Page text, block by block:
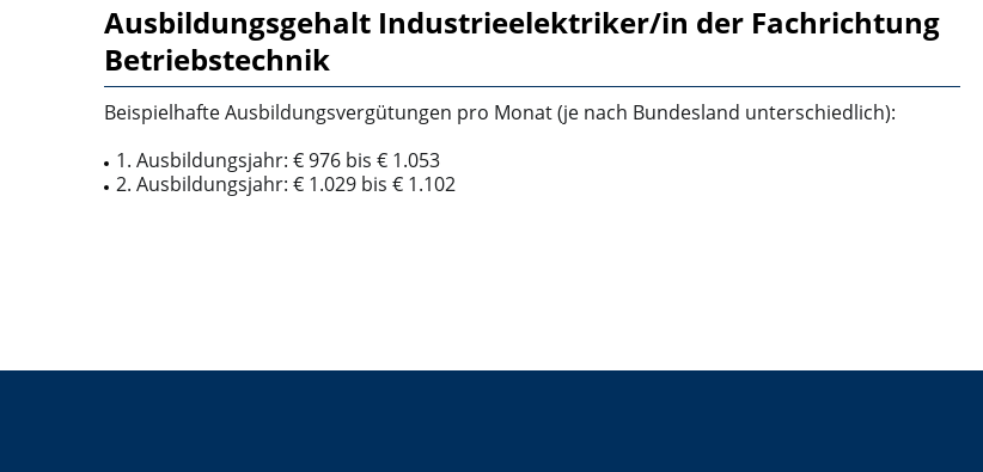
Ausbildungsgehalt Industrieelektriker/in der Fachrichtung
Betriebstechnik
Beispielhafte Ausbildungsvergütungen pro Monat (je nach Bundesland unterschiedlich):
1. Ausbildungsjahr: € 976 bis € 1.053
2. Ausbildungsjahr: € 1.029 bis € 1.102